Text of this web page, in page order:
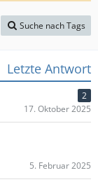
Suche nach Tags
Letzte Antwort
2
17. Oktober 2025
5. Februar 2025